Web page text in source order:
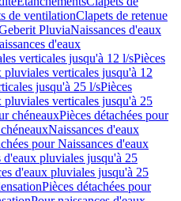
de ventilationClapets de retenue
PluviaNaissances d'eaux
d'eaux
verticales jusqu'à 12 l/sPièces
pluviales verticales jusqu'à 12
jusqu'à 25 l/sPièces
pluviales verticales jusqu'à 25
chéneauxPièces détachées pour
Naissances d'eaux
pour Naissances d'eaux
d'eaux pluviales jusqu'à 25
d'eaux pluviales jusqu'à 25
Pièces détachées pour